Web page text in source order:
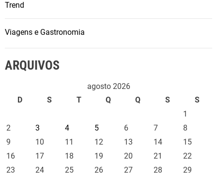
Trend
Viagens e Gastronomia
ARQUIVOS
agosto 2026
D
S T Q Q S
S
1
2
3 4 5 6 7
8
9
10 11 12 13 14
15
16
17 18 19 20 21
22
23
24 25 26 27 28
29